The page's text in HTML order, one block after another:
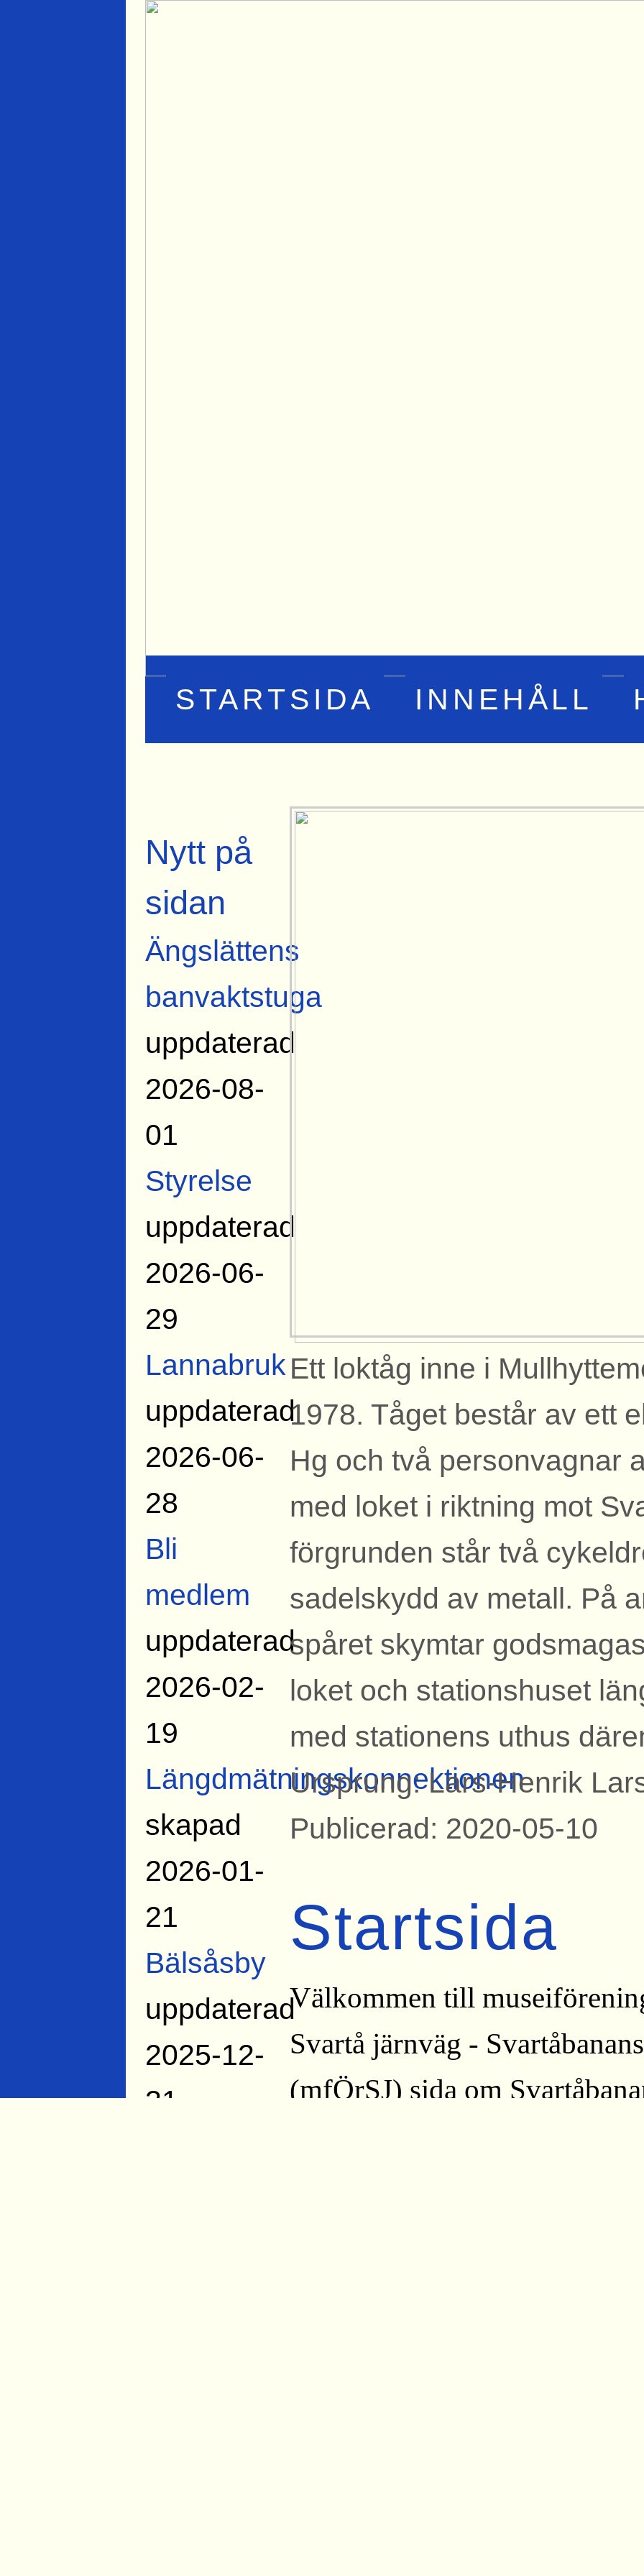
STARTSIDA INNEHÅLL
Nytt på
sidan
Ängslättens
banvaktstuga
uppdaterad
2026-08-
01
Styrelse
uppdaterad
2026-06-
29
Lannabruk
uppdaterad
2026-06-
28
Bli
medlem
uppdaterad
2026-02-
19
Längdmätningskonnektionen
skapad
2026-01-
21
Bälsåsby
uppdaterad
2025-12-
31
Ett loktåg inne i
1978. Tåget består av ett
Hg och två personvagnar
med loket i riktning mot
förgrunden står två
sadelskydd av metall. På
spåret skymtar
loket och stationshuset
med stationens uthus
Ursprung: Lars-Henrik
Publicerad: 2020-05-10
Startsida
Välkommen till
Svartå järnväg -
(mfÖrSJ) sida om